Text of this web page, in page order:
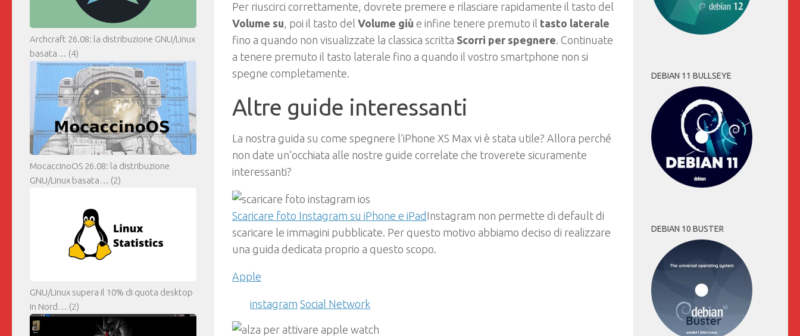
Per riuscirci correttamente, dovrete premere e rilasciare rapidamente il tasto del
Volume su, poi il tasto del Volume giù e infine tenere premuto il tasto laterale
fino a quando non visualizzate la classica scritta Scorri per spegnere. Continuate
a tenere premuto il tasto laterale fino a quando il vostro smartphone non si
spegne completamente.
Altre guide interessanti
La nostra guida su come spegnere l’iPhone XS Max vi è stata utile? Allora perché
non date un’occhiata alle nostre guide correlate che troverete sicuramente
interessanti?
Scaricare foto Instagram su iPhone e iPad Instagram non permette di default di
scaricare le immagini pubblicate. Per questo motivo abbiamo deciso di realizzare
una guida dedicata proprio a questo scopo.
Apple
instagram Social Network
Archcraft 26.08: la distribuzione GNU/Linux
basata… (4)
MocaccinoOS 26.08: la distribuzione
GNU/Linux basata… (2)
GNU/Linux supera il 10% di quota desktop
in Nord… (2)
DEBIAN 11 BULLSEYE
DEBIAN 10 BUSTER